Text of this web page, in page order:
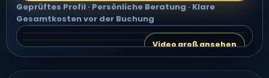
Geprüftes Profil · Persönliche Beratung · Klare
Gesamtkosten vor der Buchung
Video groß ansehen
Video 2 groß ansehen
VIDEO 3